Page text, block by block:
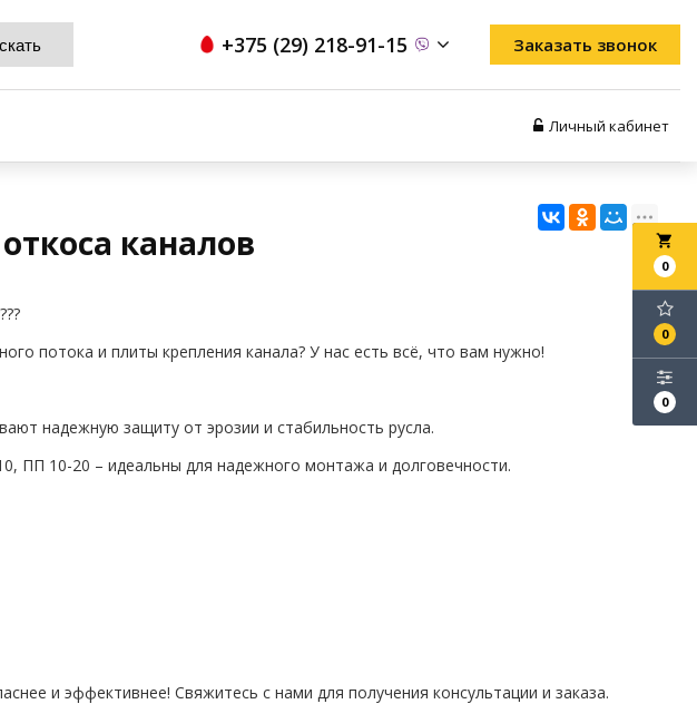
+375 (29) 218-91-15 Заказать звонок
Личный кабинет
каналов local_grocery_store
0
0
0
потока и плиты крепления канала? У нас есть всё, что вам нужно!
надежную защиту от эрозии и стабильность русла.
ПП 10-20 – идеальны для надежного монтажа и долговечности.
и эффективнее! Свяжитесь с нами для получения консультации и заказа.